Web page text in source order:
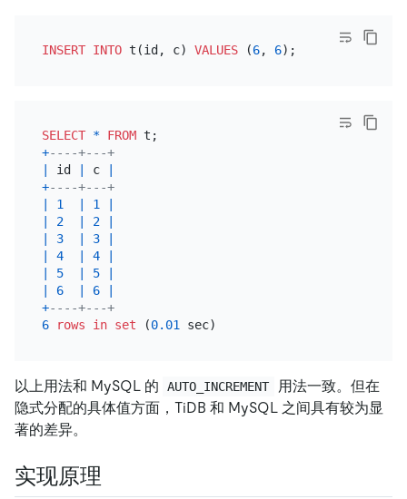
INSERT INTO t(id, c) VALUES (6, 6
SELECT * FROM
+----+---+
id c
+----+---+
1 1
2 2
3 3
4 4
5 5
6 6
+----+---+
6
rows in set (0.01
以上用法和 MySQL 的 AUTO_INCREMENT
用法一致。但在
隐式分配的具体值方面，TiDB 和 MySQL 之间具有较为显
著的差异。
实现原理